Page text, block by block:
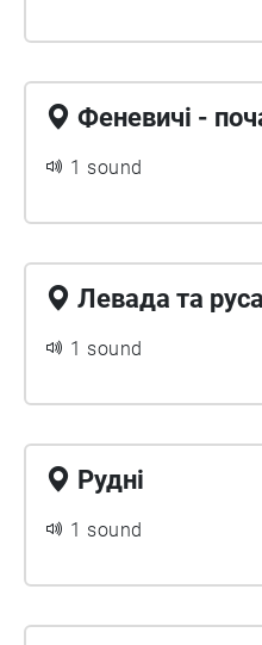
Феневичі -
1 sound
Левада та
1 sound
Рудні
1 sound